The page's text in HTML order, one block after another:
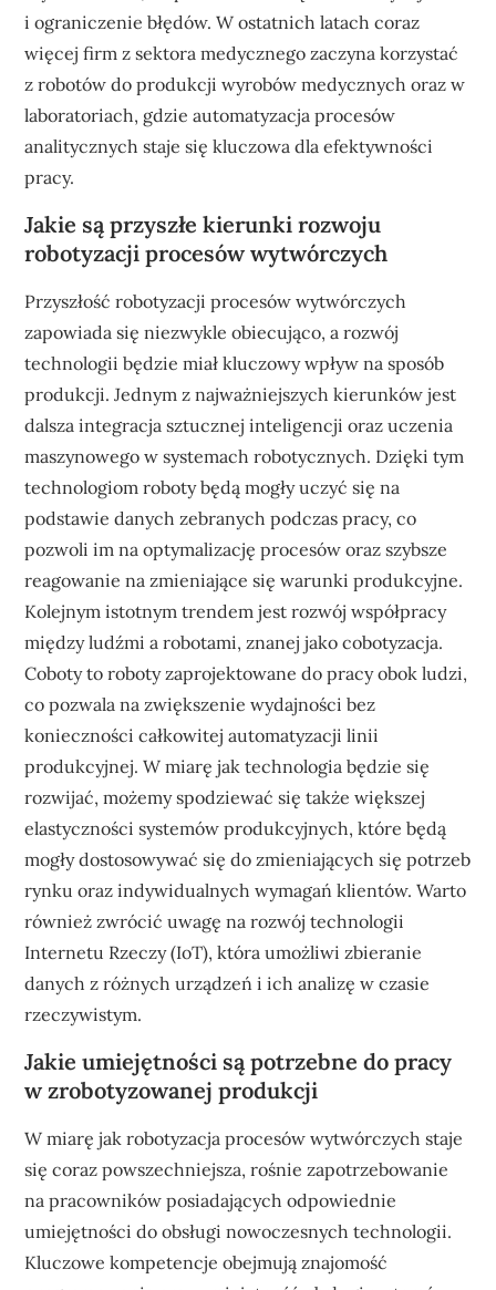
i ograniczenie błędów. W ostatnich latach coraz
więcej firm z sektora medycznego zaczyna korzystać
z robotów do produkcji wyrobów medycznych oraz w
laboratoriach, gdzie automatyzacja procesów
analitycznych staje się kluczowa dla efektywności
pracy.
Jakie są przyszłe kierunki rozwoju
robotyzacji procesów wytwórczych
Przyszłość robotyzacji procesów wytwórczych
zapowiada się niezwykle obiecująco, a rozwój
technologii będzie miał kluczowy wpływ na sposób
produkcji. Jednym z najważniejszych kierunków jest
dalsza integracja sztucznej inteligencji oraz uczenia
maszynowego w systemach robotycznych. Dzięki tym
technologiom roboty będą mogły uczyć się na
podstawie danych zebranych podczas pracy, co
pozwoli im na optymalizację procesów oraz szybsze
reagowanie na zmieniające się warunki produkcyjne.
Kolejnym istotnym trendem jest rozwój współpracy
między ludźmi a robotami, znanej jako cobotyzacja.
Coboty to roboty zaprojektowane do pracy obok ludzi,
co pozwala na zwiększenie wydajności bez
konieczności całkowitej automatyzacji linii
produkcyjnej. W miarę jak technologia będzie się
rozwijać, możemy spodziewać się także większej
elastyczności systemów produkcyjnych, które będą
mogły dostosowywać się do zmieniających się potrzeb
rynku oraz indywidualnych wymagań klientów. Warto
również zwrócić uwagę na rozwój technologii
Internetu Rzeczy (IoT), która umożliwi zbieranie
danych z różnych urządzeń i ich analizę w czasie
rzeczywistym.
Jakie umiejętności są potrzebne do pracy
w zrobotyzowanej produkcji
W miarę jak robotyzacja procesów wytwórczych staje
się coraz powszechniejsza, rośnie zapotrzebowanie
na pracowników posiadających odpowiednie
umiejętności do obsługi nowoczesnych technologii.
Kluczowe kompetencje obejmują znajomość